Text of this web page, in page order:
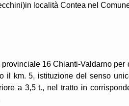
località Contea nel
16 Chianti-Valdarno
il km. 5, istituzione del senso
a 3,5 t., nel tratto in